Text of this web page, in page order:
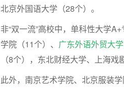
北京外国语大学（28个）。
非“双一流”高校中，单科性大学
学院（11个）、 广东外语外贸大学
（8个），东北财经大学、上海
此外，南京艺术学院、北京服装